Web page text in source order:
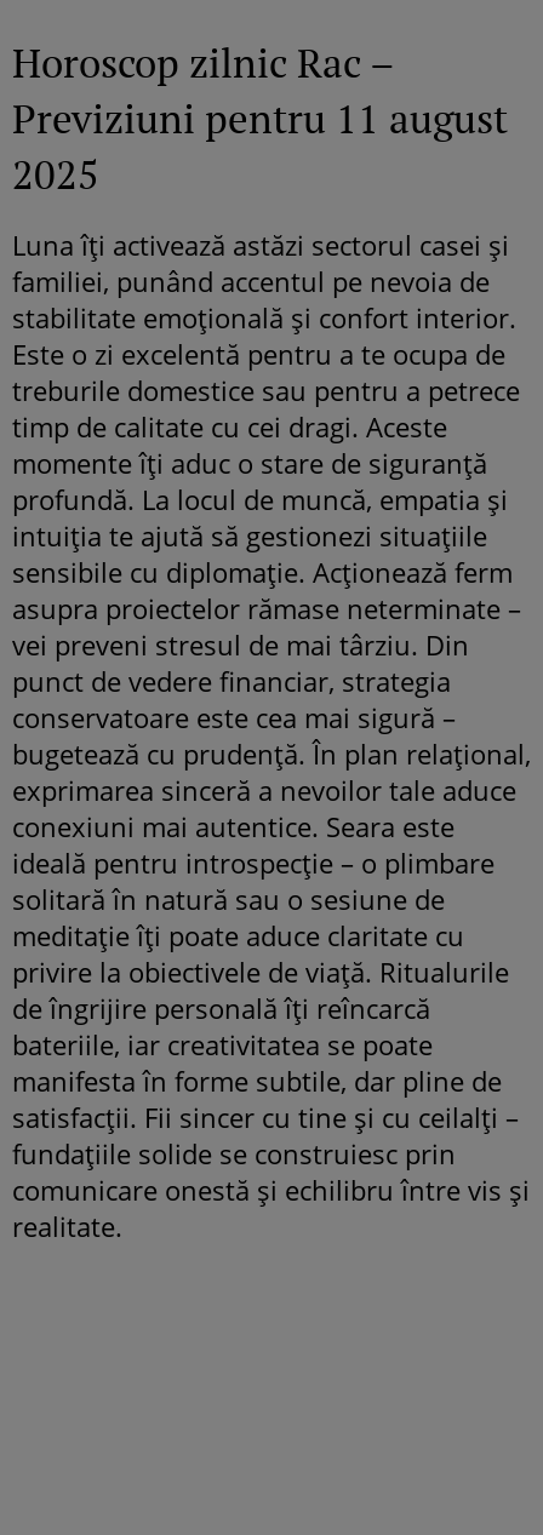
Horoscop zilnic Rac –
Previziuni pentru 11 august
2025
Luna îți activează astăzi sectorul casei și
familiei, punând accentul pe nevoia de
stabilitate emoțională și confort interior.
Este o zi excelentă pentru a te ocupa de
treburile domestice sau pentru a petrece
timp de calitate cu cei dragi. Aceste
momente îți aduc o stare de siguranță
profundă. La locul de muncă, empatia și
intuiția te ajută să gestionezi situațiile
sensibile cu diplomație. Acționează ferm
asupra proiectelor rămase neterminate –
vei preveni stresul de mai târziu. Din
punct de vedere financiar, strategia
conservatoare este cea mai sigură –
bugetează cu prudență. În plan relațional,
exprimarea sinceră a nevoilor tale aduce
conexiuni mai autentice. Seara este
ideală pentru introspecție – o plimbare
solitară în natură sau o sesiune de
meditație îți poate aduce claritate cu
privire la obiectivele de viață. Ritualurile
de îngrijire personală îți reîncarcă
bateriile, iar creativitatea se poate
manifesta în forme subtile, dar pline de
satisfacții. Fii sincer cu tine și cu ceilalți –
fundațiile solide se construiesc prin
comunicare onestă și echilibru între vis și
realitate.